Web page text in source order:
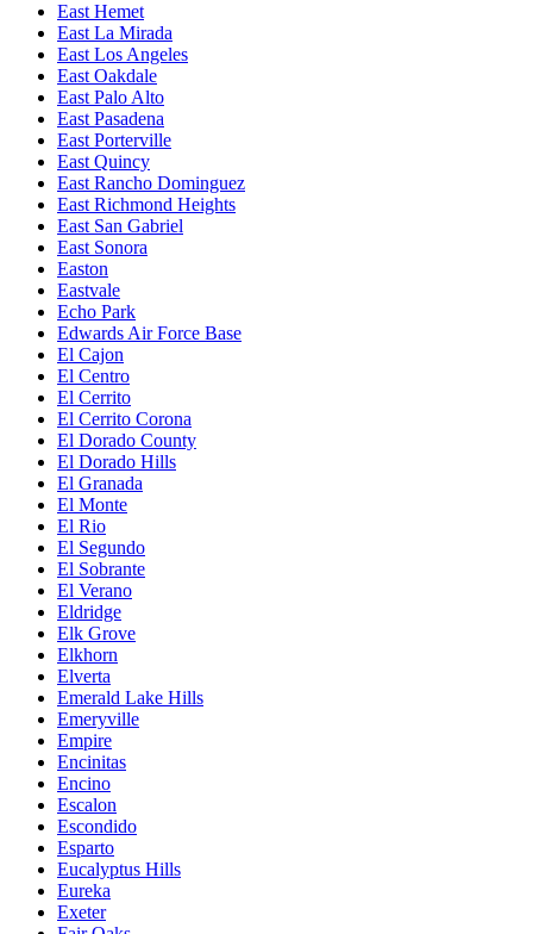
East Hemet
East La Mirada
East Los Angeles
East Oakdale
East Palo Alto
East Pasadena
East Porterville
East Quincy
East Rancho Dominguez
East Richmond Heights
East San Gabriel
East Sonora
Easton
Eastvale
Echo Park
Edwards Air Force Base
El Cajon
El Centro
El Cerrito
El Cerrito Corona
El Dorado County
El Dorado Hills
El Granada
El Monte
El Rio
El Segundo
El Sobrante
El Verano
Eldridge
Elk Grove
Elkhorn
Elverta
Emerald Lake Hills
Emeryville
Empire
Encinitas
Encino
Escalon
Escondido
Esparto
Eucalyptus Hills
Eureka
Exeter